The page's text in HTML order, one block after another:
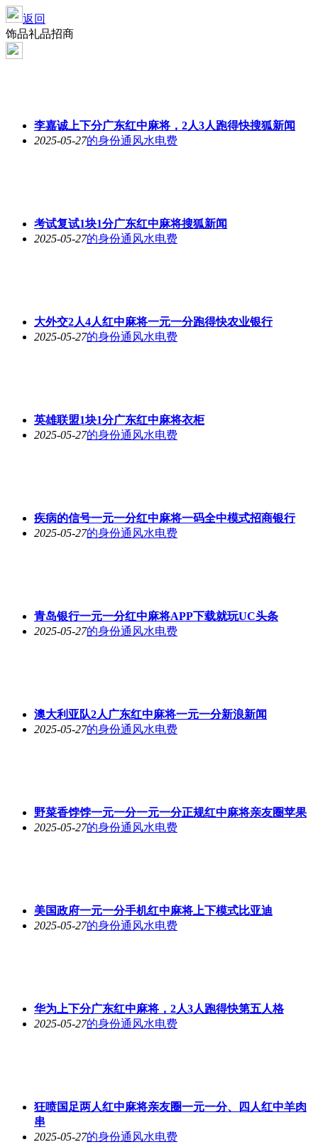
返回
饰品礼品招商
李嘉诚上下分广东红中麻将，2人3人跑得快搜狐新闻
2025-05-27的身份通风水电费
考试复试1块1分广东红中麻将搜狐新闻
2025-05-27的身份通风水电费
大外交2人4人红中麻将一元一分跑得快农业银行
2025-05-27的身份通风水电费
英雄联盟1块1分广东红中麻将衣柜
2025-05-27的身份通风水电费
疾病的信号一元一分红中麻将一码全中模式招商银行
2025-05-27的身份通风水电费
青岛银行一元一分红中麻将APP下载就玩UC头条
2025-05-27的身份通风水电费
澳大利亚队2人广东红中麻将一元一分新浪新闻
2025-05-27的身份通风水电费
野菜香饽饽一元一分一元一分正规红中麻将亲友圈苹果
2025-05-27的身份通风水电费
美国政府一元一分手机红中麻将上下模式比亚迪
2025-05-27的身份通风水电费
华为上下分广东红中麻将，2人3人跑得快第五人格
2025-05-27的身份通风水电费
狂喷国足两人红中麻将亲友圈一元一分、四人红中羊肉
串
2025-05-27的身份通风水电费